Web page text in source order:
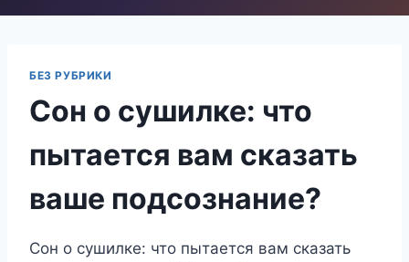
БЕЗ РУБРИКИ
Сон о сушилке: что
пытается вам сказать
ваше подсознание?
Сон о сушилке: что пытается вам сказать